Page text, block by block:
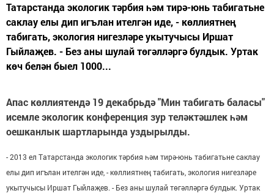
Татарстанда экологик тәрбия һәм тирә-юнь табигатьне
саклау елы дип игълан ителгән иде, - көллиятнең
табигать, экология нигезләре укытучысы Иршат
Гыйлаҗев. - Без аны шулай төгәлләргә булдык. Уртак
көч белән быел 1000...
Апас көллиятендә 19 декабрьдә "Мин табигать баласы"
исемле экологик конференция зур теләктәшлек һәм
оешканлык шартларында уздырылды.
- 2013 ел Татарстанда экологик тәрбия һәм тирә-юнь табигатьне саклау
елы дип игълан ителгән иде, - көллиятнең табигать, экология нигезләре
укытучысы Иршат Гыйлаҗев. - Без аны шулай төгәлләргә булдык. Уртак